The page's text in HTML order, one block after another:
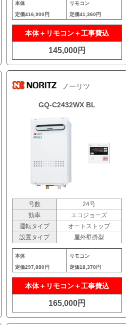
本体
定価416,900円
リモコン
定価41,360円
本体＋リモコン＋工事費込
145,000円
ノーリツ
GQ-C2432WX BL
号数
24号
効率
エコジョーズ
運転タイプ
オートストップ
設置タイプ
屋外壁掛型
本体
定価297,880円
リモコン
定価18,370円
本体＋リモコン＋工事費込
165,000円